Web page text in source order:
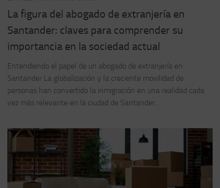
La figura del abogado de extranjería en
Santander: claves para comprender su
importancia en la sociedad actual
Entendiendo el papel de un abogado de extranjería en
Santander La globalización y la creciente movilidad de
personas han convertido la inmigración en una realidad cada
vez más relevante en la ciudad de Santander...